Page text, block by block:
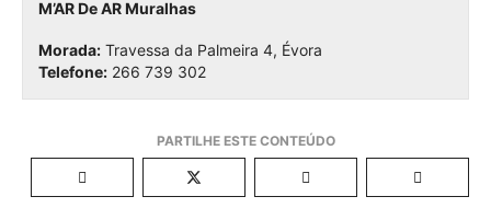
M’AR De AR Muralhas
Morada: Travessa da Palmeira 4, Évora
Telefone: 266 739 302